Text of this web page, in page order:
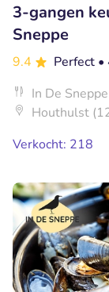
3-gangen
Sneppe
9.4 Perfect •
In De Sneppe
Houthulst
Verkocht: 218